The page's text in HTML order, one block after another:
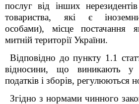
послуг від інших
товариства, які є
особами), місце постачання
митній території України.
Відповідно до пункту 1.1
відносини, що виникають у
податків і зборів,
Згідно з нормами чинного